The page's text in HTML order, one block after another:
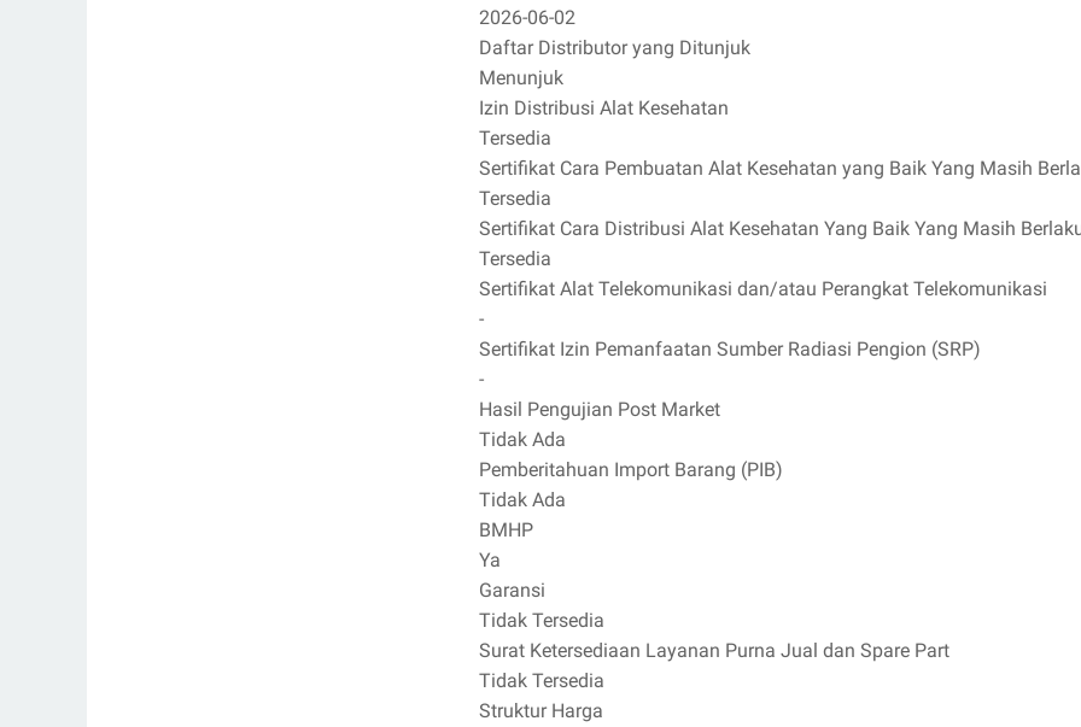
2026-06-02
Daftar Distributor yang Ditunjuk
Menunjuk
Izin Distribusi Alat Kesehatan
Tersedia
Sertifikat Cara Pembuatan Alat Kesehatan yang Baik Yang Masih
Tersedia
Sertifikat Cara Distribusi Alat Kesehatan Yang Baik Yang Masih
Tersedia
Sertifikat Alat Telekomunikasi dan/atau Perangkat Telekomunikasi
-
Sertifikat Izin Pemanfaatan Sumber Radiasi Pengion (SRP)
-
Hasil Pengujian Post Market
Tidak Ada
Pemberitahuan Import Barang (PIB)
Tidak Ada
BMHP
Ya
Garansi
Tidak Tersedia
Surat Ketersediaan Layanan Purna Jual dan Spare Part
Tidak Tersedia
Struktur Harga